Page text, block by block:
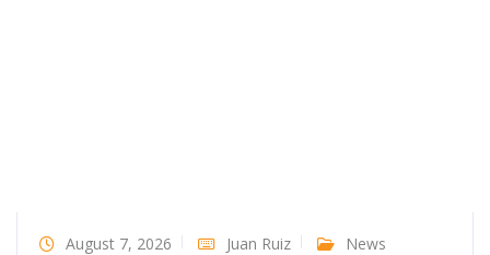
August 7, 2026 Juan Ruiz News